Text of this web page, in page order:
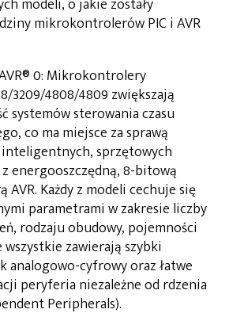
mikrokontrolerów PIC i AVR
0: Mikrokontrolery
3209/4808/4809 zwiększają
systemów sterowania czasu
co ma miejsce za sprawą
inteligentnych, sprzętowych
energooszczędną, 8-bitową
Każdy z modeli cechuje się
parametrami w zakresie liczby
rodzaju obudowy, pojemności
wszystkie zawierają szybki
analogowo-cyfrowy oraz łatwe
peryferia niezależne od rdzenia
Peripherals).